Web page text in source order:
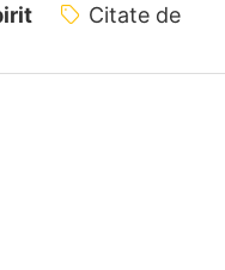
Citate de